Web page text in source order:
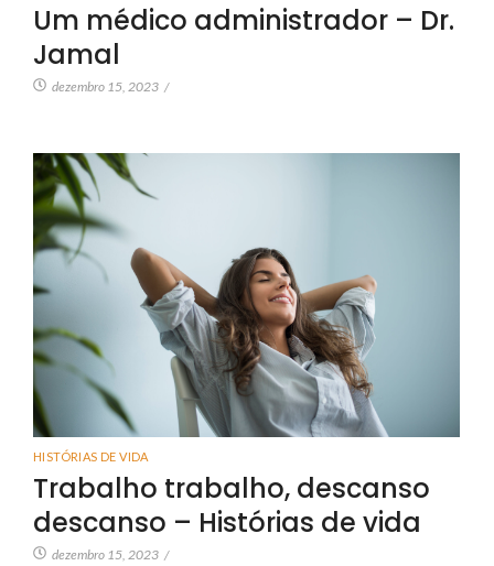
Um médico administrador – Dr.
Jamal
dezembro 15, 2023 /
HISTÓRIAS DE VIDA
Trabalho trabalho, descanso
descanso – Histórias de vida
dezembro 15, 2023 /